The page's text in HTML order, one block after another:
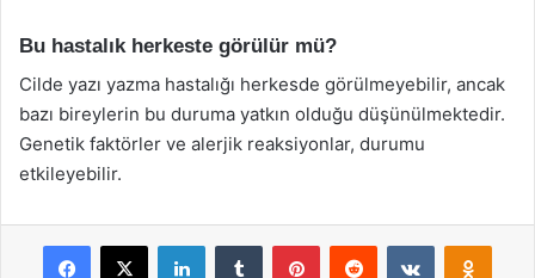
Bu hastalık herkeste görülür mü?
Cilde yazı yazma hastalığı herkesde görülmeyebilir, ancak
bazı bireylerin bu duruma yatkın olduğu düşünülmektedir.
Genetik faktörler ve alerjik reaksiyonlar, durumu
etkileyebilir.
Facebook
X LinkedInTumblr PinterestReddit VKontakte